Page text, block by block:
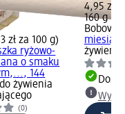
zł za 100 g)
ryżowo-
o smaku
144
żywienia
(0)
4,95 zł
160 g
Bobovita